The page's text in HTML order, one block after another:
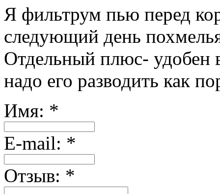
Я фильтрум пью перед
следующий день
Отдельный плюс- удобен
надо его разводить как
Имя: *
Е-mail: *
Отзыв: *